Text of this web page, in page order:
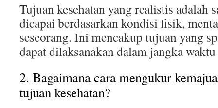
Tujuan kesehatan yang realistis adalah
dicapai berdasarkan kondisi fisik,
seseorang. Ini mencakup tujuan yang
dapat dilaksanakan dalam jangka
2. Bagaimana cara mengukur
tujuan kesehatan?